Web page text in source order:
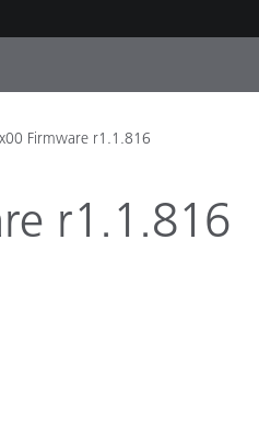
제품 카테고리
페인트 및 코팅
서비스 및 유지보수
교육
Firmware r1.1.816
r1.1.816